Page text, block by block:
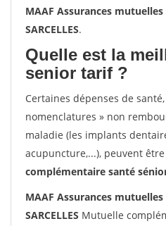
MAAF Assurances
SARCELLES.
Quelle est la
senior tarif ?
Certaines dépenses de
nomenclatures » non
maladie (les implants
acupuncture,...), peuvent
complémentaire santé
MAAF Assurances
SARCELLES Mutuelle